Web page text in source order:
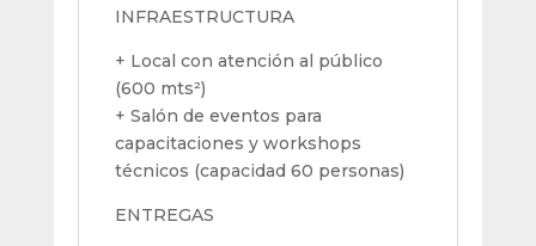
INFRAESTRUCTURA
+ Local con atención al público
(600 mts²)
+ Salón de eventos para
capacitaciones y workshops
técnicos (capacidad 60 personas)
ENTREGAS